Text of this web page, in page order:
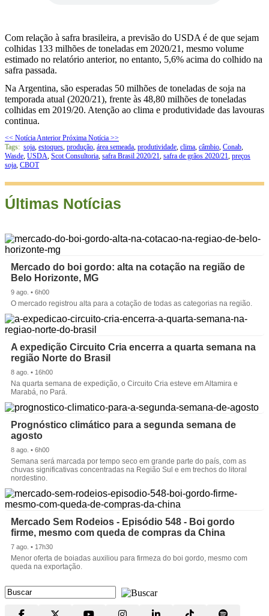
Com relação à safra brasileira, a previsão do USDA é de que sejam
colhidas 133 milhões de toneladas em 2020/21, mesmo volume
estimado no relatório anterior, no entanto, 5,6% acima do colhido na
safra passada.
Na Argentina, são esperadas 50 milhões de toneladas de soja na
temporada atual (2020/21), frente às 48,80 milhões de toneladas
colhidas em 2019/20. Atenção ao clima e produtividade das lavouras
continua.
<< Notícia Anterior Próxima Notícia >>
Tags: soja, estoques, produção, área semeada, produtividade, clima, câmbio, Conab,
Wasde, USDA, Scot Consultoria, safra Brasil 2020/21, safra de grãos 2020/21, preços
soja, CBOT
Últimas Notícias
Mercado do boi gordo: alta na cotação na região de
Belo Horizonte, MG
9 ago. • 6h00
O mercado registrou alta para a cotação de todas as categorias na região.
A expedição Circuito Cria encerra a quarta semana na
região Norte do Brasil
8 ago. • 16h00
Na quarta semana de expedição, o Circuito Cria esteve em Altamira e
Marabá, no Pará.
Prognóstico climático para a segunda semana de
agosto
8 ago. • 6h00
Semana será marcada por tempo seco em grande parte do país, com as
chuvas significativas concentradas na Região Sul e em trechos do litoral
nordestino.
Mercado Sem Rodeios - Episódio 548 - Boi gordo
firme, mesmo com queda de compras da China
7 ago. • 17h30
Menor oferta de boiadas auxiliou para firmeza do boi gordo, mesmo com
queda na exportação.